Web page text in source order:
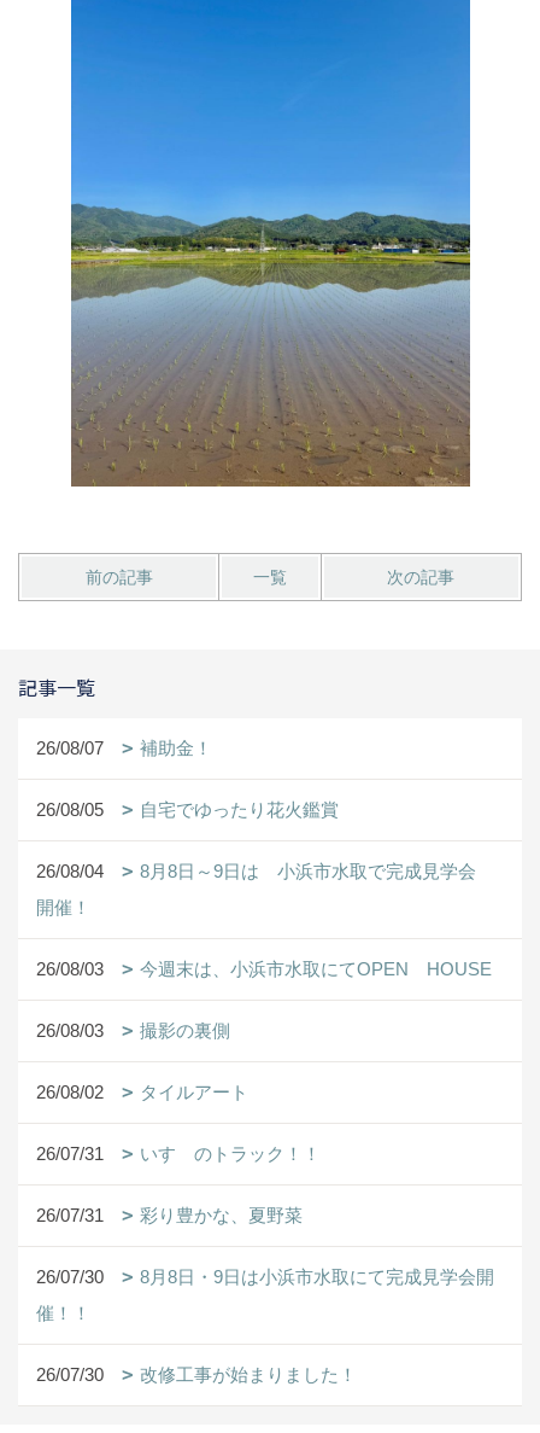
前の記事 一覧 次の記事
記事一覧
26/08/07 補助金！
26/08/05 自宅でゆったり花火鑑賞
26/08/04
8月8日～9日は 小浜市水取で完成見学会
開催！
26/08/03 今週末は、小浜市水取にてOPEN HOUSE
26/08/03 撮影の裏側
26/08/02 タイルアート
26/07/31 いすゞのトラック！！
26/07/31 彩り豊かな、夏野菜
26/07/30
8月8日・9日は小浜市水取にて完成見学会開
催！！
26/07/30 改修工事が始まりました！